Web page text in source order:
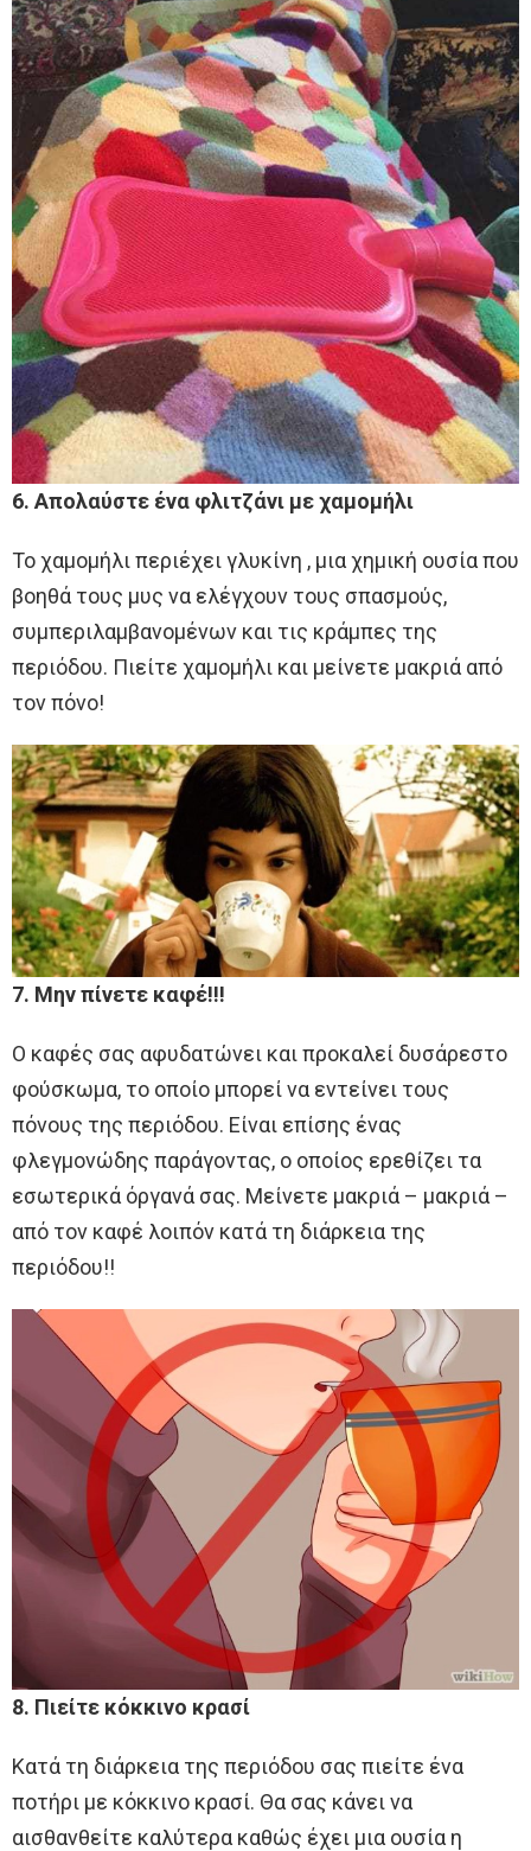
6. Απολαύστε ένα φλιτζάνι με χαμομήλι
Το χαμομήλι περιέχει γλυκίνη , μια χημική ουσία που
βοηθά τους μυς να ελέγχουν τους σπασμούς,
συμπεριλαμβανομένων και τις κράμπες της
περιόδου. Πιείτε χαμομήλι και μείνετε μακριά από
τον πόνο!
7. Μην πίνετε καφέ!!!
Ο καφές σας αφυδατώνει και προκαλεί δυσάρεστο
φούσκωμα, το οποίο μπορεί να εντείνει τους
πόνους της περιόδου. Είναι επίσης ένας
φλεγμονώδης παράγοντας, ο οποίος ερεθίζει τα
εσωτερικά όργανά σας. Μείνετε μακριά – μακριά –
από τον καφέ λοιπόν κατά τη διάρκεια της
περιόδου!!
8. Πιείτε κόκκινο κρασί
Κατά τη διάρκεια της περιόδου σας πιείτε ένα
ποτήρι με κόκκινο κρασί. Θα σας κάνει να
αισθανθείτε καλύτερα καθώς έχει μια ουσία η